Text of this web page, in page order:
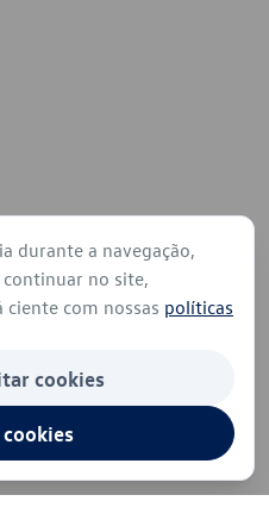
durante a navegação,
no site,
ciente com nossas políticas
cookies